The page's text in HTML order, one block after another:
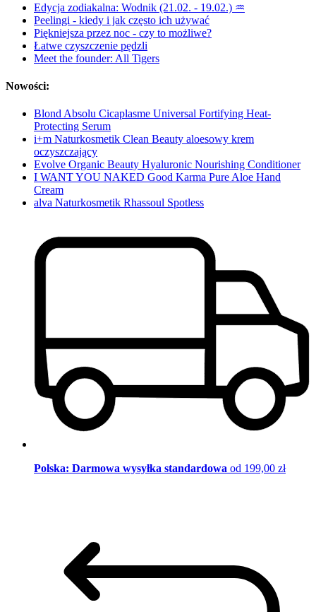
Edycja zodiakalna: Wodnik (21.02. - 19.02.) ♒
Peelingi - kiedy i jak często ich używać
Piękniejsza przez noc - czy to możliwe?
Łatwe czyszczenie pędzli
Meet the founder: All Tigers
Nowości:
Blond Absolu Cicaplasme Universal Fortifying Heat-
Protecting Serum
i+m Naturkosmetik Clean Beauty aloesowy krem
oczyszczający
Evolve Organic Beauty Hyaluronic Nourishing Conditioner
I WANT YOU NAKED Good Karma Pure Aloe Hand
Cream
alva Naturkosmetik Rhassoul Spotless
Polska: Darmowa wysyłka standardowa od 199,00 zł